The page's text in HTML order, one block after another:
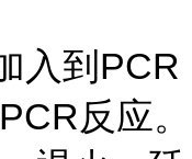
入到PCR
反应。